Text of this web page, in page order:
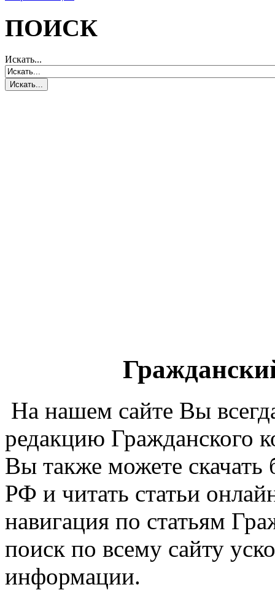
ПОИСК
Искать...
На нашем сайте Вы
редакцию Гражданского
Вы также можете скачать
РФ и читать статьи
навигация по статьям
поиск по всему сайту
информации.